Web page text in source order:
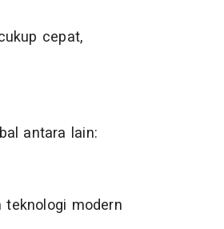
cepat,
antara lain:
teknologi modern